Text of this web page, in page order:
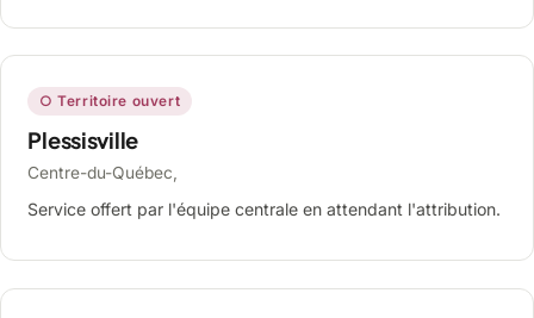
○ Territoire ouvert
Plessisville
Centre-du-Québec,
Service offert par l'équipe centrale en attendant l'attribution.